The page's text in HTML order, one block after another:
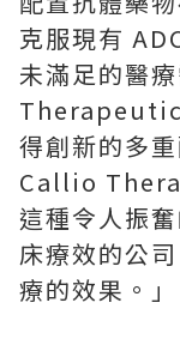
克服現有
未滿足的醫
得創新的多
Callio
這種令人振
床療效的公
療的效果。」